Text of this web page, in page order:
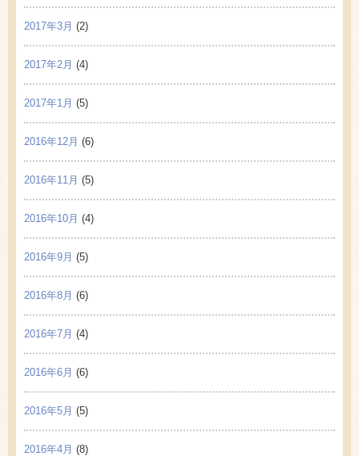
2017年3月 (2)
2017年2月 (4)
2017年1月 (5)
2016年12月 (6)
2016年11月 (5)
2016年10月 (4)
2016年9月 (5)
2016年8月 (6)
2016年7月 (4)
2016年6月 (6)
2016年5月 (5)
2016年4月 (8)